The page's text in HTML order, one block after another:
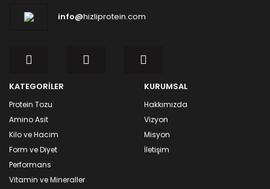
info@hizliprotein.com
KATEGORİLER
Protein Tozu
Amino Asit
Kilo ve Hacim
Form ve Diyet
Performans
Vitamin ve Mineraller
KURUMSAL
Hakkımızda
Vizyon
Misyon
İletişim